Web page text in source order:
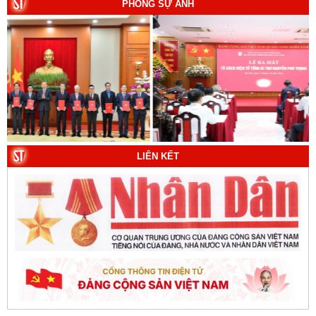
8. Hà Nội - Thành phố Hồ Chí Minh: Dấu ấn lịch sử qua
từng khoảnh khắc (Song ngữ Việt - Anh). Tác giả: Tập
thể tác giả.
9. Đường Hồ Chí Minh trên biển - Bản hùng ca bất diệt
của dân tộc Việt Nam. Tác giả: TS. Vũ Trọng Hùng
(Viện Lịch sử Đảng).
10. Một vành đai, một con đường: Hành trình dài của
Trung Quốc đến năm 2049 (Sách tham khảo).Tác
giả:Michael H. Glantz, Robert J. Ross và Gavin G.
Daugherty (Đồng tác giả).
PHÓNG SỰ ẢNH
LIÊN KẾT